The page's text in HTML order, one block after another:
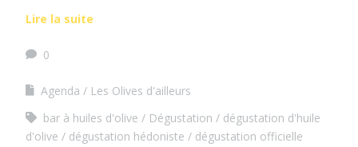
Lire la suite
0
Agenda
Les Olives d'ailleurs
bar à huiles d'olive
Dégustation
dégustation d'huile
d'olive
dégustation hédoniste
dégustation officielle